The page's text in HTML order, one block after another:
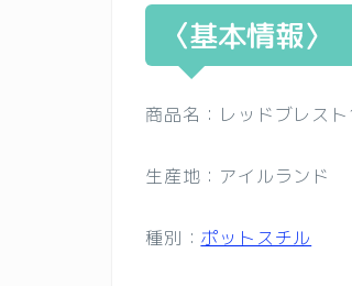
〈基本情報〉
商品名：レッドブレス
生産地：アイルランド
種別： ポットスチル